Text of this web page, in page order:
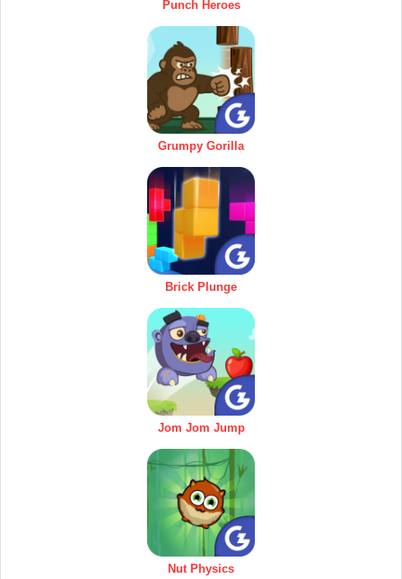
Punch Heroes
Grumpy Gorilla
Brick Plunge
Jom Jom Jump
Nut Physics